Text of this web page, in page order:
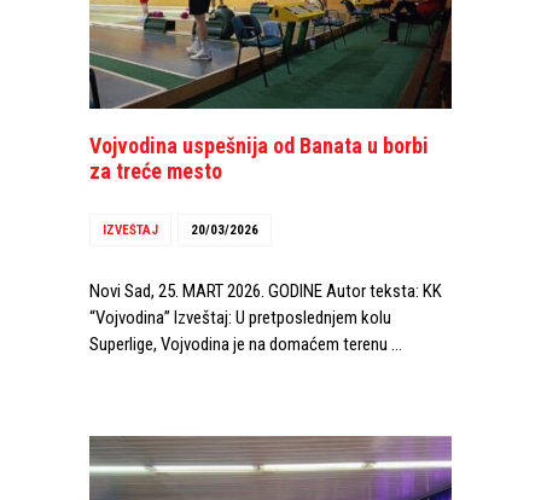
Vojvodina uspešnija od Banata u borbi
za treće mesto
IZVEŠTAJ 20/03/2026
Novi Sad, 25. MART 2026. GODINE Autor teksta: KK
“Vojvodina” Izveštaj: U pretposlednjem kolu
Superlige, Vojvodina je na domaćem terenu …